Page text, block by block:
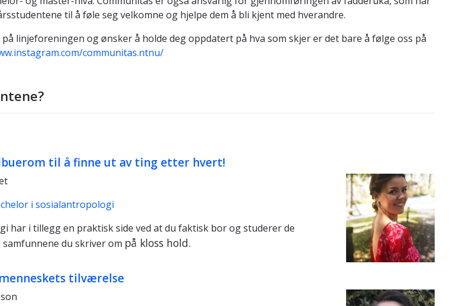
til å føle seg velkomne og hjelpe dem å bli kjent med hverandre.
linjeforeningen og ønsker å holde deg oppdatert på hva som skjer er det bare å følge oss på
communitas.ntnu/
til å finne ut av ting etter hvert!
i sosialantropologi
har i tillegg en praktisk side ved at du faktisk bor og studerer de
du skriver om på kloss hold.
tilværelse